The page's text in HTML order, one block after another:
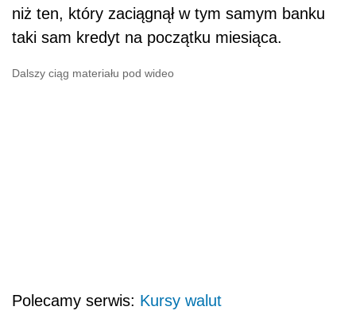
niż ten, który zaciągnął w tym samym banku
taki sam kredyt na początku miesiąca.
Dalszy ciąg materiału pod wideo
Polecamy serwis: Kursy walut